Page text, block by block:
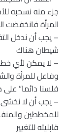
جزء منه نسحبه
المرأة فانخفضت
– يجب أن ندخل
شيطان هناك
– لا يمكن لأي
وفاعل للمرأة
فلسنا دائما”
– يجب أن لا
للمخططين
قابليته للتغيير